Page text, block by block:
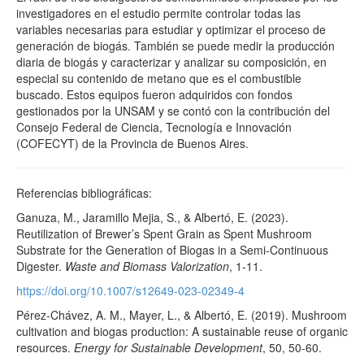
investigadores en el estudio permite controlar todas las
variables necesarias para estudiar y optimizar el proceso de
generación de biogás. También se puede medir la producción
diaria de biogás y caracterizar y analizar su composición, en
especial su contenido de metano que es el combustible
buscado. Estos equipos fueron adquiridos con fondos
gestionados por la UNSAM y se contó con la contribución del
Consejo Federal de Ciencia, Tecnología e Innovación
(COFECYT) de la Provincia de Buenos Aires.
Referencias bibliográficas:
Ganuza, M., Jaramillo Mejia, S., & Albertó, E. (2023).
Reutilization of Brewer’s Spent Grain as Spent Mushroom
Substrate for the Generation of Biogas in a Semi-Continuous
Digester. Waste and Biomass Valorization, 1-11.
https://doi.org/10.1007/s12649-023-02349-4
Pérez-Chávez, A. M., Mayer, L., & Albertó, E. (2019). Mushroom
cultivation and biogas production: A sustainable reuse of organic
resources. Energy for Sustainable Development, 50, 50-60.